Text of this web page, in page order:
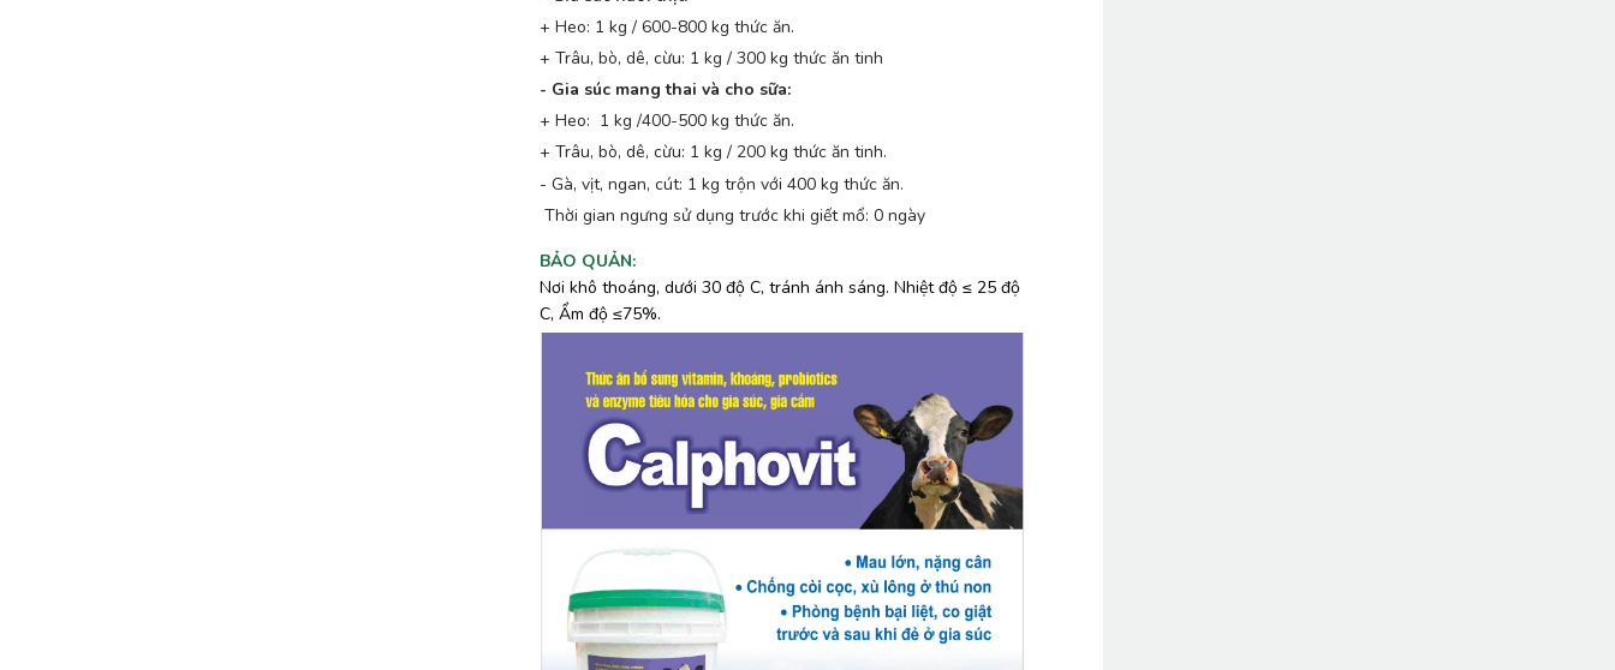
+ Heo: 1 kg / 600-800 kg thức ăn.
+ Trâu, bò, dê, cừu: 1 kg / 300 kg thức ăn tinh
- Gia súc mang thai và cho sữa:
+ Heo: 1 kg /400-500 kg thức ăn.
+ Trâu, bò, dê, cừu: 1 kg / 200 kg thức ăn tinh.
- Gà, vịt, ngan, cút: 1 kg trộn với 400 kg thức ăn.
Thời gian ngưng sử dụng trước khi giết mổ: 0 ngày
BẢO QUẢN:
Nơi khô thoáng, dưới 30 độ C, tránh ánh sáng. Nhiệt độ ≤ 25 độ
C, Ẩm độ ≤75%.